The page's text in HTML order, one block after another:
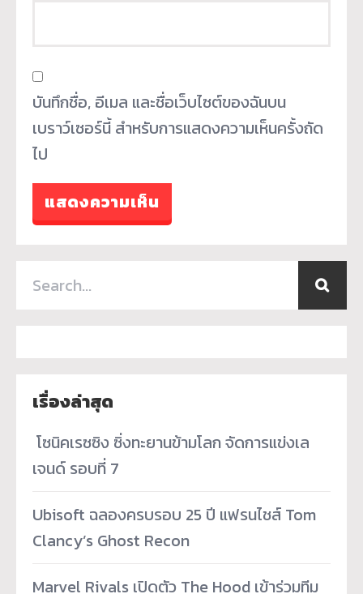
บันทึกชื่อ, อีเมล และชื่อเว็บไซต์ของฉันบน
เบราว์เซอร์นี้ สำหรับการแสดงความเห็นครั้งถัด
ไป
เรื่องล่าสุด
­ โซนิคเรซซิง ซิ่งทะยานข้ามโลก จัดการแข่งเล
เจนด์ รอบที่ 7
Ubisoft ฉลองครบรอบ 25 ปี แฟรนไชส์ Tom
Clancy’s Ghost Recon
Marvel Rivals เปิดตัว The Hood เข้าร่วมทีม